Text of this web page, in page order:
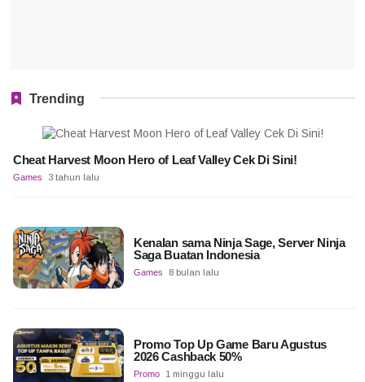
Trending
Cheat Harvest Moon Hero of Leaf Valley Cek Di Sini!
Games 3 tahun lalu
Kenalan sama Ninja Sage, Server Ninja
Saga Buatan Indonesia
Games 8 bulan lalu
Promo Top Up Game Baru Agustus
2026 Cashback 50%
Promo 1 minggu lalu